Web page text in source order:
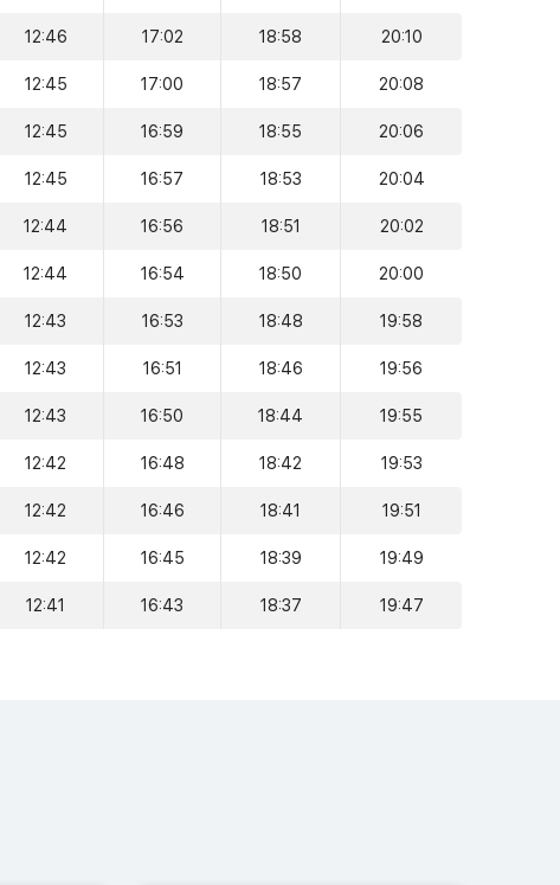
12:46 17:02 18:58 20:10
12:45 17:00 18:57 20:08
12:45 16:59 18:55 20:06
12:45 16:57 18:53 20:04
12:44 16:56 18:51 20:02
12:44 16:54 18:50 20:00
12:43 16:53 18:48 19:58
12:43 16:51 18:46 19:56
12:43 16:50 18:44 19:55
12:42 16:48 18:42 19:53
12:42 16:46 18:41 19:51
12:42 16:45 18:39 19:49
12:41 16:43 18:37 19:47